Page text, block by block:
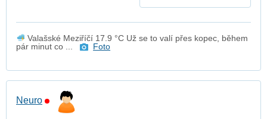
Valašské Meziříčí 17.9 °C Už se to valí přes kopec, během
pár minut co ...
Foto
Neuro